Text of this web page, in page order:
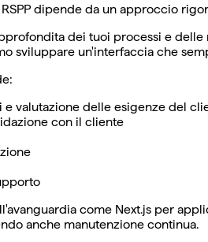
dipende da un approccio
dei tuoi processi e
sviluppare un'interfaccia che
e valutazione delle esigenze del
con il cliente
come Next.js per
anche manutenzione continua.